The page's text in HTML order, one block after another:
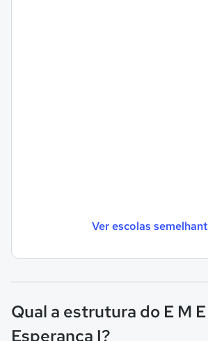
Ver escolas
Qual a estrutura do E M
Esperanca I?